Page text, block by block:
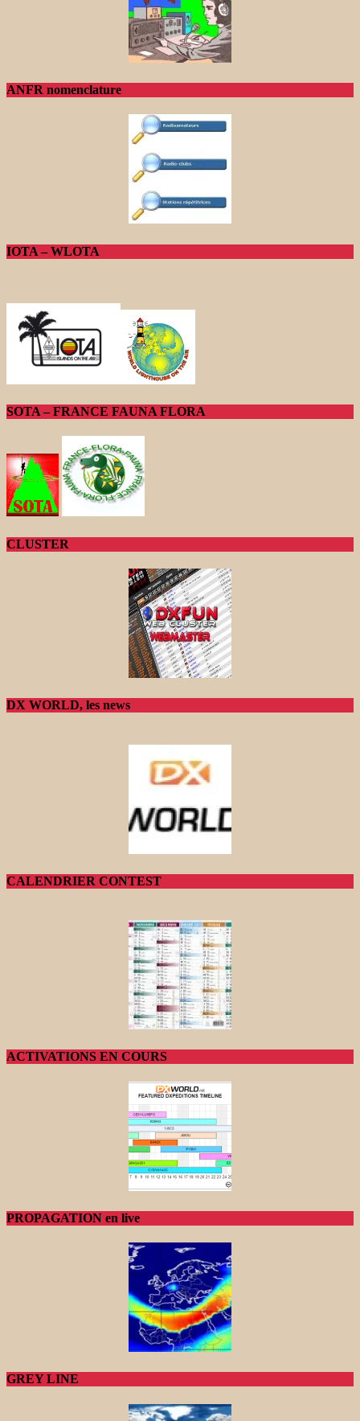
ANFR nomenclature
IOTA – WLOTA
SOTA – FRANCE FAUNA FLORA
CLUSTER
DX WORLD, les news
CALENDRIER CONTEST
ACTIVATIONS EN COURS
PROPAGATION en live
GREY LINE